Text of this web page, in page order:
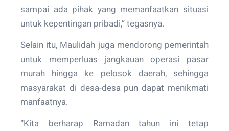
sampai ada pihak yang memanfaatkan situasi
untuk kepentingan pribadi,” tegasnya.
Selain itu, Maulidah juga mendorong pemerintah
untuk memperluas jangkauan operasi pasar
murah hingga ke pelosok daerah, sehingga
masyarakat di desa-desa pun dapat menikmati
manfaatnya.
“Kita berharap Ramadan tahun ini tetap